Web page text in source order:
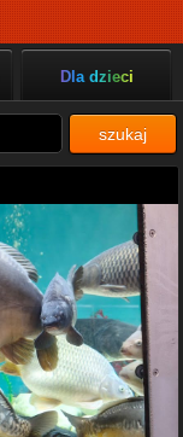
Dla dzieci
szukaj